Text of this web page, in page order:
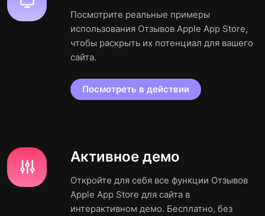
Посмотрите реальные примеры
использования Отзывов Apple App Store,
чтобы раскрыть их потенциал для вашего
сайта.
Посмотреть в действии
Активное демо
Откройте для себя все функции Отзывов
Apple App Store для сайта в
интерактивном демо. Бесплатно, без